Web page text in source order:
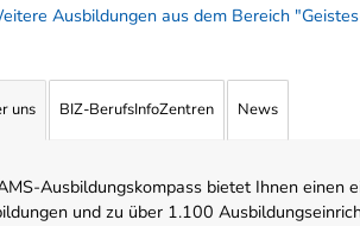
Ausbildungen aus dem Bereich
uns BIZ-BerufsInfoZentren News
Ausbildungskompass bietet Ihnen einen
und zu über 1.100